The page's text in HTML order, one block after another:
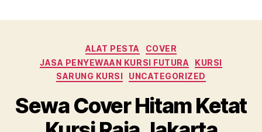
Kategori
ALAT PESTA
COVER
JASA PENYEWAAN KURSI FUTURA
KURSI
SARUNG KURSI
UNCATEGORIZED
Sewa Cover Hitam Ketat